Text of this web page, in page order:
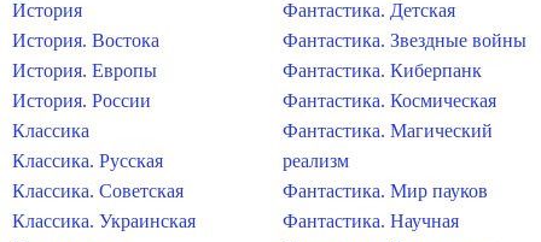
История
История. Востока
История. Европы
История. России
Классика
Классика. Русская
Классика. Советская
Классика. Украинская
Фантастика. Детская
Фантастика. Звездные войны
Фантастика. Киберпанк
Фантастика. Космическая
Фантастика. Магический
реализм
Фантастика. Мир пауков
Фантастика. Научная